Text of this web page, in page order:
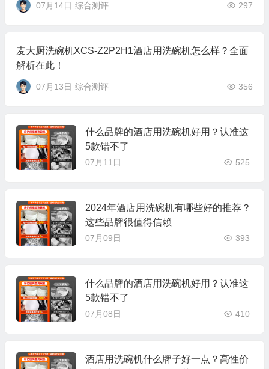
07月14日 综合测评 297
麦大厨洗碗机XCS-Z2P2H1酒店用洗碗机怎么样？全面
解析在此！
07月13日 综合测评 356
什么品牌的酒店用洗碗机好用？认准这
5款错不了
07月11日 525
2024年酒店用洗碗机有哪些好的推荐？
这些品牌很值得信赖
07月09日 393
什么品牌的酒店用洗碗机好用？认准这
5款错不了
07月08日 410
酒店用洗碗机什么牌子好一点？高性价